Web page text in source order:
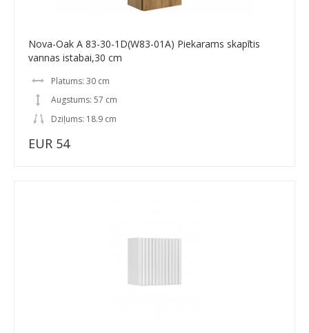
Nova-Oak A 83-30-1D(W83-01A) Piekarams skapītis
vannas istabai,30 cm
Platums: 30 cm
Augstums: 57 cm
Dziļums: 18.9 cm
EUR 54